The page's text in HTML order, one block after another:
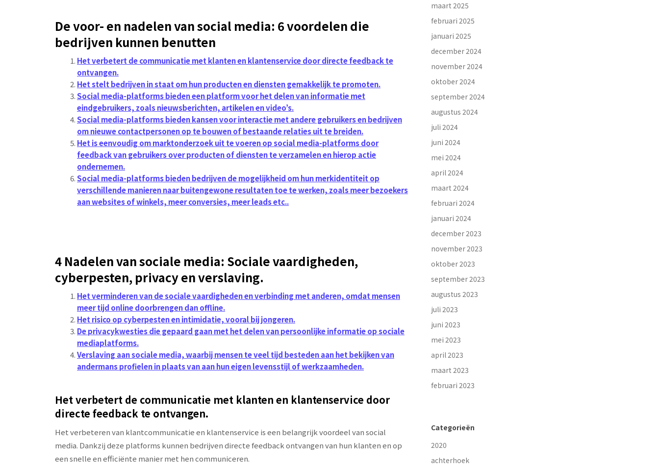
De voor- en nadelen van social media: 6 voordelen die
bedrijven kunnen benutten
Het verbetert de communicatie met klanten en klantenservice door directe feedback te
ontvangen.
Het stelt bedrijven in staat om hun producten en diensten gemakkelijk te promoten.
Social media-platforms bieden een platform voor het delen van informatie met
eindgebruikers, zoals nieuwsberichten, artikelen en video’s.
Social media-platforms bieden kansen voor interactie met andere gebruikers en bedrijven
om nieuwe contactpersonen op te bouwen of bestaande relaties uit te breiden.
Het is eenvoudig om marktonderzoek uit te voeren op social media-platforms door
feedback van gebruikers over producten of diensten te verzamelen en hierop actie
ondernemen.
Social media-platforms bieden bedrijven de mogelijkheid om hun merkidentiteit op
verschillende manieren naar buitengewone resultaten toe te werken, zoals meer bezoekers
aan websites of winkels, meer conversies, meer leads etc..
4 Nadelen van sociale media: Sociale vaardigheden,
cyberpesten, privacy en verslaving.
Het verminderen van de sociale vaardigheden en verbinding met anderen, omdat mensen
meer tijd online doorbrengen dan offline.
Het risico op cyberpesten en intimidatie, vooral bij jongeren.
De privacykwesties die gepaard gaan met het delen van persoonlijke informatie op sociale
mediaplatforms.
Verslaving aan sociale media, waarbij mensen te veel tijd besteden aan het bekijken van
andermans profielen in plaats van aan hun eigen levensstijl of werkzaamheden.
Het verbetert de communicatie met klanten en klantenservice door
directe feedback te ontvangen.
Het verbeteren van klantcommunicatie en klantenservice is een belangrijk voordeel van social
media. Dankzij deze platforms kunnen bedrijven directe feedback ontvangen van hun klanten en op
een snelle en efficiënte manier met hen communiceren.
maart 2025
februari 2025
januari 2025
december 2024
november 2024
oktober 2024
september 2024
augustus 2024
juli 2024
juni 2024
mei 2024
april 2024
maart 2024
februari 2024
januari 2024
december 2023
november 2023
oktober 2023
september 2023
augustus 2023
juli 2023
juni 2023
mei 2023
april 2023
maart 2023
februari 2023
Categorieën
2020
achterhoek